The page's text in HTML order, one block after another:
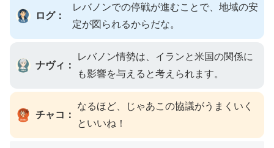
ログ：
レバノンでの停戦が進むことで、地域の安
定が図られるからだな。
ナヴィ：
レバノン情勢は、イランと米国の関係に
も影響を与えると考えられます。
チャコ：
なるほど、じゃあこの協議がうまくいく
といいね！